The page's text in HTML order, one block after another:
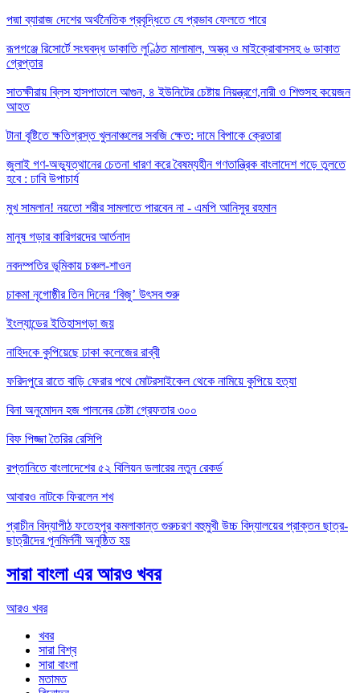
পদ্মা ব্যারাজ দেশের অর্থনৈতিক প্রবৃদ্ধিতে যে প্রভাব ফেলতে পারে
রূপগঞ্জে রিসোর্টে সংঘবদ্ধ ডাকাতি লুণ্ঠিত মালামাল, অস্ত্র ও মাইক্রোবাসসহ ৬ ডাকাত
গ্রেপ্তার
সাতক্ষীরায় ব্লিস হাসপাতালে আগুন, ৪ ইউনিটের চেষ্টায় নিয়ন্ত্রণে,নারী ও শিশুসহ কয়েজন
আহত
টানা বৃষ্টিতে ক্ষতিগ্রস্ত খুলনাঞ্চলের সবজি ক্ষেত: দামে বিপাকে ক্রেতারা
জুলাই গণ-অভ্যুত্থানের চেতনা ধারণ করে বৈষম্যহীন গণতান্ত্রিক বাংলাদেশ গড়ে তুলতে
হবে : ঢাবি উপাচার্য
মুখ সামলান! নয়তো শরীর সামলাতে পারবেন না - এমপি আনিসুর রহমান
মানুষ গড়ার কারিগরদের আর্তনাদ
নবদম্পতির ভূমিকায় চঞ্চল-শাওন
চাকমা নৃগোষ্ঠীর তিন দিনের ‘বিজু’ উৎসব শুরু
ইংল্যান্ডের ইতিহাসগড়া জয়
নাহিদকে কুপিয়েছে ঢাকা কলেজের রাব্বী
ফরিদপুরে রাতে বাড়ি ফেরার পথে মোটরসাইকেল থেকে নামিয়ে কুপিয়ে হত্যা
বিনা অনুমোদন হজ পালনের চেষ্টা গ্রেফতার ৩০০
বিফ পিজ্জা তৈরির রেসিপি
রপ্তানিতে বাংলাদেশের ৫২ বিলিয়ন ডলারের নতুন রেকর্ড
আবারও নাটকে ফিরলেন শখ
প্রাচীন বিদ্যাপীঠ ফতেহপুর কমলাকান্ত গুরুচরণ বহুমুখী উচ্চ বিদ্যালয়ের প্রাক্তন ছাত্র-
ছাত্রীদের পূনমির্লনী অনুষ্ঠিত হয়
সারা বাংলা এর আরও খবর
আরও খবর
খবর
সারা বিশ্ব
সারা বাংলা
মতামত